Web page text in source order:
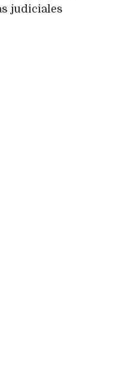
judiciales